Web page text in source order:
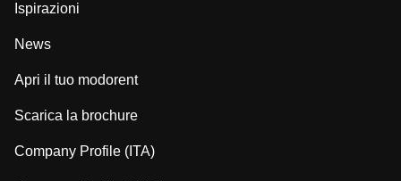
Ispirazioni
News
Apri il tuo modorent
Scarica la brochure
Company Profile (ITA)